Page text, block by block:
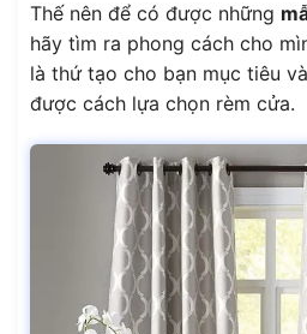
Thế nên để có được những
hãy tìm ra phong cách cho
là thứ tạo cho bạn mục tiêu
được cách lựa chọn rèm cửa.